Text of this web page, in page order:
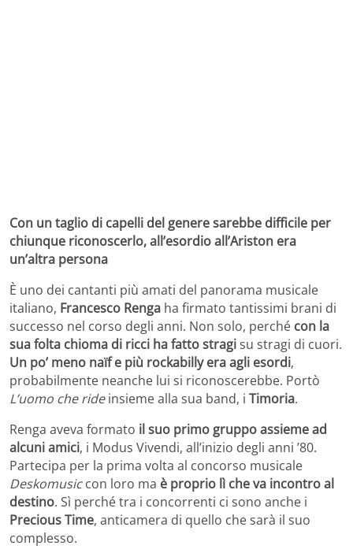
Con un taglio di capelli del genere sarebbe difficile per
chiunque riconoscerlo, all’esordio all’Ariston era
un’altra persona
È uno dei cantanti più amati del panorama musicale
italiano, Francesco Renga ha firmato tantissimi brani di
successo nel corso degli anni. Non solo, perché con la
sua folta chioma di ricci ha fatto stragisu stragi di cuori.
Un po’ meno naïf e più rockabilly era agli esordi,
probabilmente neanche lui si riconoscerebbe. Portò
L’uomo che rideinsieme alla sua band, i Timoria.
Renga aveva formato il suo primo gruppo assieme ad
alcuni amici, i Modus Vivendi, all’inizio degli anni ’80.
Partecipa per la prima volta al concorso musicale
Deskomusiccon loro ma è proprio lì che va incontro al
destino. Sì perché tra i concorrenti ci sono anche i
Precious Time, anticamera di quello che sarà il suo
complesso.